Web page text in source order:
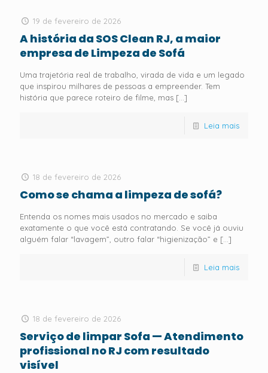
19 de fevereiro de 2026
A história da SOS Clean RJ, a maior
empresa de Limpeza de Sofá
Uma trajetória real de trabalho, virada de vida e um legado
que inspirou milhares de pessoas a empreender. Tem
história que parece roteiro de filme, mas […]
Leia mais
18 de fevereiro de 2026
Como se chama a limpeza de sofá?
Entenda os nomes mais usados no mercado e saiba
exatamente o que você está contratando. Se você já ouviu
alguém falar “lavagem”, outro falar “higienização” e […]
Leia mais
18 de fevereiro de 2026
Serviço de limpar Sofa — Atendimento
profissional no RJ com resultado
visível